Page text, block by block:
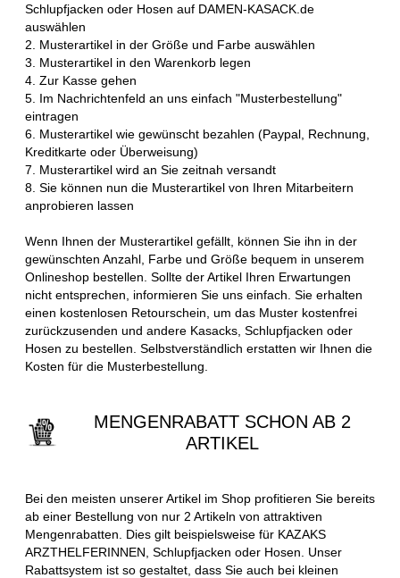
Schlupfjacken oder Hosen auf DAMEN-KASACK.de
auswählen
2. Musterartikel in der Größe und Farbe auswählen
3. Musterartikel in den Warenkorb legen
4. Zur Kasse gehen
5. Im Nachrichtenfeld an uns einfach "Musterbestellung"
eintragen
6. Musterartikel wie gewünscht bezahlen (Paypal, Rechnung,
Kreditkarte oder Überweisung)
7. Musterartikel wird an Sie zeitnah versandt
8. Sie können nun die Musterartikel von Ihren Mitarbeitern
anprobieren lassen
Wenn Ihnen der Musterartikel gefällt, können Sie ihn in der
gewünschten Anzahl, Farbe und Größe bequem in unserem
Onlineshop bestellen. Sollte der Artikel Ihren Erwartungen
nicht entsprechen, informieren Sie uns einfach. Sie erhalten
einen kostenlosen Retourschein, um das Muster kostenfrei
zurückzusenden und andere Kasacks, Schlupfjacken oder
Hosen zu bestellen. Selbstverständlich erstatten wir Ihnen die
Kosten für die Musterbestellung.
MENGENRABATT SCHON AB 2
ARTIKEL
Bei den meisten unserer Artikel im Shop profitieren Sie bereits
ab einer Bestellung von nur 2 Artikeln von attraktiven
Mengenrabatten. Dies gilt beispielsweise für KAZAKS
ARZTHELFERINNEN, Schlupfjacken oder Hosen. Unser
Rabattsystem ist so gestaltet, dass Sie auch bei kleinen